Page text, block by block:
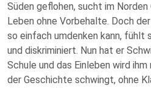
Süden geflohen, sucht im
Leben ohne Vorbehalte. Doch
so einfach umdenken kann, fühlt
und diskriminiert. Nun hat er
Schule und das Einleben wird
der Geschichte schwingt, ohne